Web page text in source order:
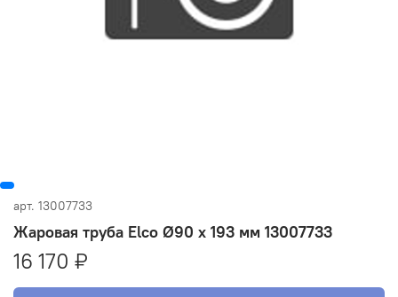
арт. 13007733
Жаровая труба Elco Ø90 x 193 мм 13007733
16 170 ₽